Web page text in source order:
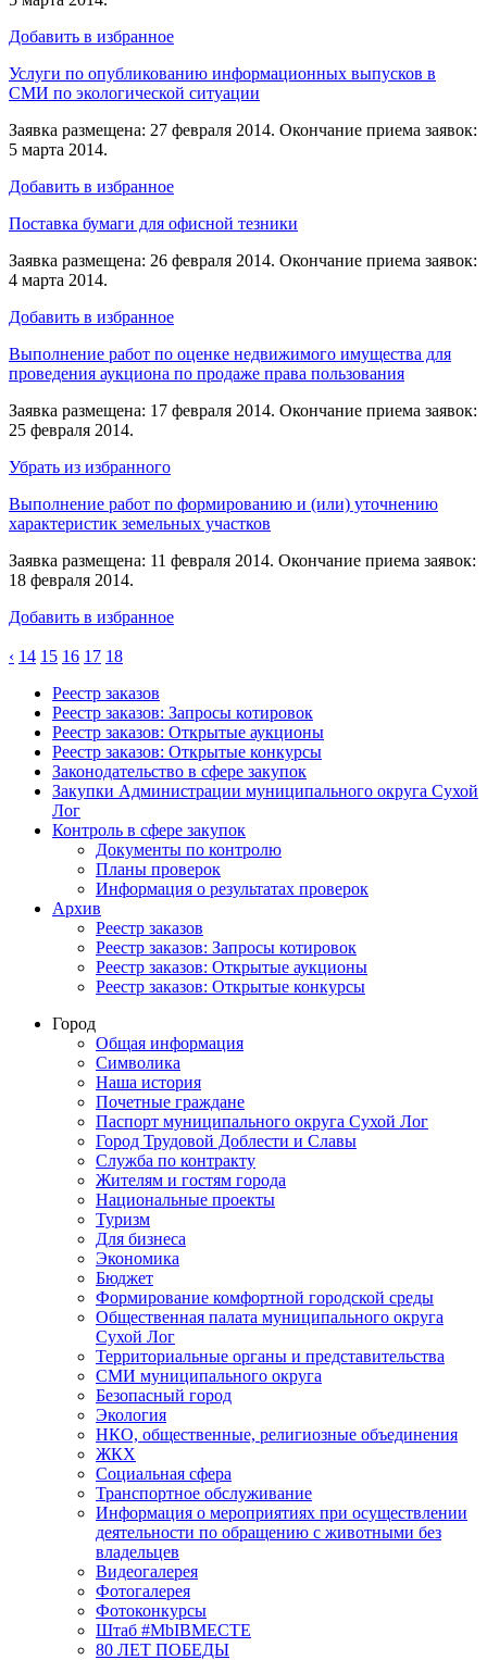
Добавить в избранное
Услуги по опубликованию информационных выпусков в
СМИ по экологической ситуации
Заявка размещена: 27 февраля 2014. Окончание приема заявок:
5 марта 2014.
Добавить в избранное
Поставка бумаги для офисной тезники
Заявка размещена: 26 февраля 2014. Окончание приема заявок:
4 марта 2014.
Добавить в избранное
Выполнение работ по оценке недвижимого имущества для
проведения аукциона по продаже права пользования
Заявка размещена: 17 февраля 2014. Окончание приема заявок:
25 февраля 2014.
Убрать из избранного
Выполнение работ по формированию и (или) уточнению
характеристик земельных участков
Заявка размещена: 11 февраля 2014. Окончание приема заявок:
18 февраля 2014.
Добавить в избранное
‹ 14 15 16 17 18
Реестр заказов
Реестр заказов: Запросы котировок
Реестр заказов: Открытые аукционы
Реестр заказов: Открытые конкурсы
Законодательство в сфере закупок
Закупки Администрации муниципального округа Сухой
Лог
Контроль в сфере закупок
Документы по контролю
Планы проверок
Информация о результатах проверок
Архив
Реестр заказов
Реестр заказов: Запросы котировок
Реестр заказов: Открытые аукционы
Реестр заказов: Открытые конкурсы
Город
Общая информация
Символика
Наша история
Почетные граждане
Паспорт муниципального округа Сухой Лог
Город Трудовой Доблести и Славы
Служба по контракту
Жителям и гостям города
Национальные проекты
Туризм
Для бизнеса
Экономика
Бюджет
Формирование комфортной городской среды
Общественная палата муниципального округа
Сухой Лог
Территориальные органы и представительства
СМИ муниципального округа
Безопасный город
Экология
НКО, общественные, религиозные объединения
ЖКХ
Социальная сфера
Транспортное обслуживание
Информация о мероприятиях при осуществлении
деятельности по обращению с животными без
владельцев
Видеогалерея
Фотогалерея
Фотоконкурсы
Штаб #MbIBMECTE
80 ЛЕТ ПОБЕДЫ